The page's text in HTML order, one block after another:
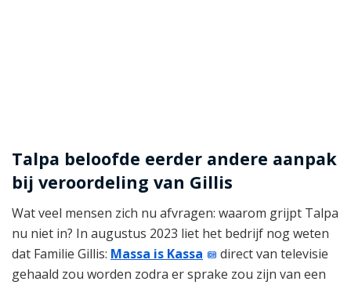
Talpa beloofde eerder andere aanpak
bij veroordeling van Gillis
Wat veel mensen zich nu afvragen: waarom grijpt Talpa
nu niet in? In augustus 2023 liet het bedrijf nog weten
dat Familie Gillis: Massa is Kassa
direct van televisie
gehaald zou worden zodra er sprake zou zijn van een